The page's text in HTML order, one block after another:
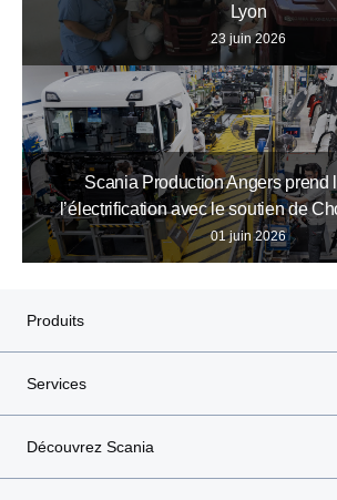
Lyon
23 juin 2026
Scania Production Angers prend
l’électrification avec le soutien de
01 juin 2026
Produits
Services
Découvrez Scania